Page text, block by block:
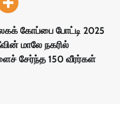
கோப்பை போட்டி 2025
மாலே நகரில்
சேர்ந்த 150 வீரர்கள்